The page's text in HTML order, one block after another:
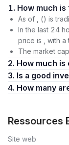
As of , () is
In the last 24
price is , with a
The market
2. How much
3. Is a good
4.
Ressources
Site web